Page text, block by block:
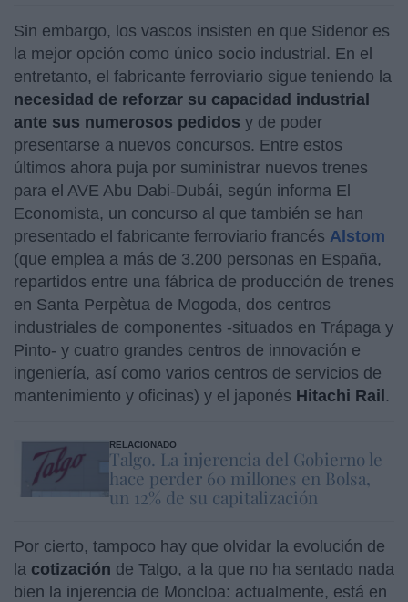
Sin embargo, los vascos insisten en que Sidenor es
la mejor opción como único socio industrial. En el
entretanto, el fabricante ferroviario sigue teniendo la
necesidad de reforzar su capacidad industrial
ante sus numerosos pedidos y de poder
presentarse a nuevos concursos. Entre estos
últimos ahora puja por suministrar nuevos trenes
para el AVE Abu Dabi-Dubái, según informa El
Economista, un concurso al que también se han
presentado el fabricante ferroviario francés Alstom
(que emplea a más de 3.200 personas en España,
repartidos entre una fábrica de producción de trenes
en Santa Perpètua de Mogoda, dos centros
industriales de componentes -situados en Trápaga y
Pinto- y cuatro grandes centros de innovación e
ingeniería, así como varios centros de servicios de
mantenimiento y oficinas) y el japonés Hitachi Rail.
RELACIONADO
Talgo. La injerencia del Gobierno le
hace perder 60 millones en Bolsa,
un 12% de su capitalización
Por cierto, tampoco hay que olvidar la evolución de
la cotización de Talgo, a la que no ha sentado nada
bien la injerencia de Moncloa: actualmente, está en